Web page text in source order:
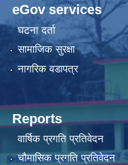
eGov services
घटना दर्ता
सामाजिक सुरक्षा
नागरिक वडापत्र
Reports
वार्षिक प्रगति प्रतिवेदन
चौमासिक प्रगति प्रतिवेदन